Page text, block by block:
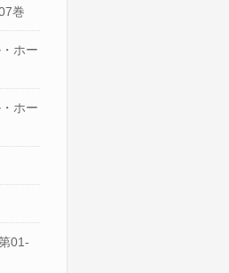
巻
ホー
ホー
01-